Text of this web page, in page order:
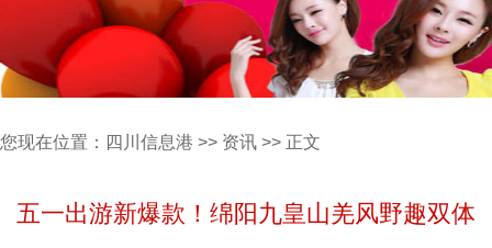
您现在位置： 四川信息港 >> 资讯 >> 正文
五一出游新爆款！绵阳九皇山羌风野趣双体